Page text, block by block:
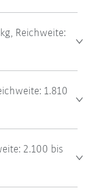
Reichweite:
1.810
2.100 bis